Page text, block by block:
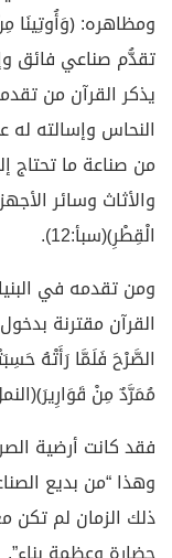
تقدُّم صناعي فائق
يذكر القرآن من
النحاس وإسالته
من صناعة ما تحتاج
والأثاث وسائر
الْقِطْرِ﴾(سبأ:12).
ومن تقدمه في
القرآن مقترنة
الصَّرْحَ فَلَمَّا رَأَتْهُ
مُمَرَّدٌ مِنْ
فقد كانت أرضية
وهذا “من بديع
ذلك الزمان لم تكن